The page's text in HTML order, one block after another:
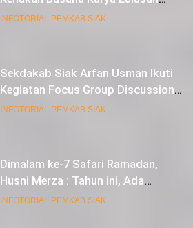
SMK Pariwisata Siak, di Lancang
INFOTORIAL PEMKAB SIAK
Sekdakab Siak Arfan Usman Ikuti
Kegiatan Focus Group Discussion
Tentang Kebijakan Penganggaran
INFOTORIAL PEMKAB SIAK
Dimalam ke-7 Safari Ramadan,
Husni Merza : Tahun ini, Ada
Perbaikan Jalan Lintas Siak ke
INFOTORIAL PEMKAB SIAK